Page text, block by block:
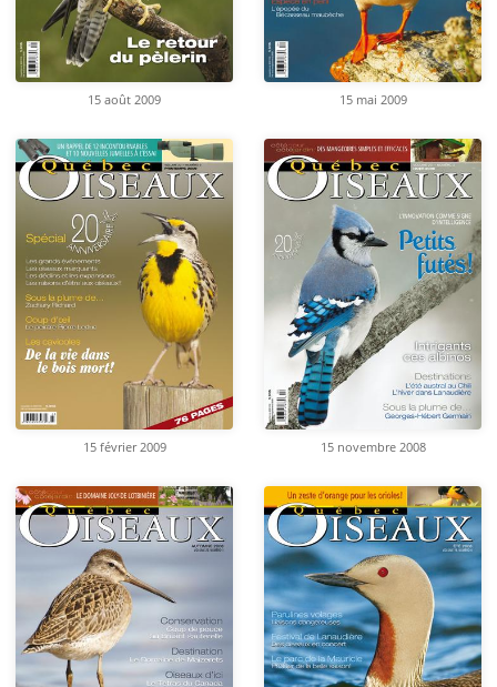
15 août 2009 15 mai 2009
15 février 2009 15 novembre 2008